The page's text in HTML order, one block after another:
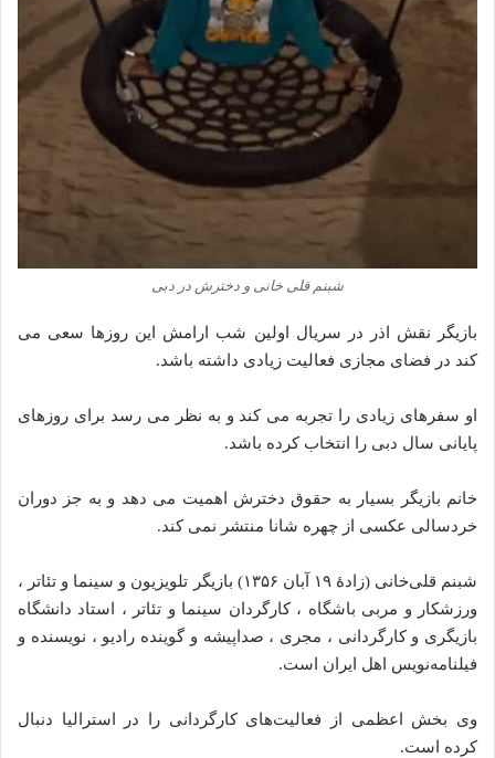
شبنم قلی خانی و دخترش در دبی
بازیگر نقش اذر در سریال اولین شب ارامش این روزها سعی می
کند در فضای مجازی فعالیت زیادی داشته باشد.
او سفرهای زیادی را تجربه می کند و به نظر می رسد برای روزهای
پایانی سال دبی را انتخاب کرده باشد.
خانم بازیگر بسیار به حقوق دخترش اهمیت می دهد و به جز دوران
خردسالی عکسی از چهره شانا منتشر نمی کند.
شبنم قلی‌خانی (زادهٔ ۱۹ آبان ۱۳۵۶) بازیگر تلویزیون و سینما و تئاتر ،
ورزشکار و مربی باشگاه ، کارگردان سینما و تئاتر ، استاد دانشگاه
بازیگری و کارگردانی ، مجری ، صداپیشه و گوینده رادیو ، نویسنده و
فیلنامه‌نویس اهل ایران است.
وی بخش اعظمی از فعالیت‌های کارگردانی را در استرالیا دنبال
کرده است.